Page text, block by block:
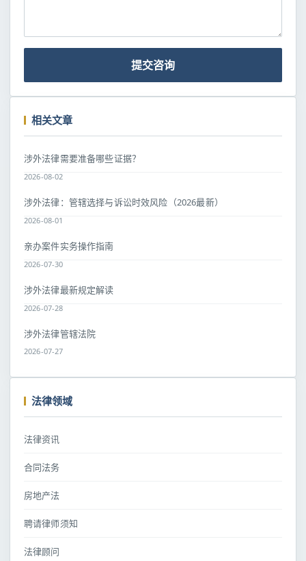
提交咨询
相关文章
涉外法律需要准备哪些证据？
2026-08-02
涉外法律：管辖选择与诉讼时效风险（2026最新）
2026-08-01
亲办案件实务操作指南
2026-07-30
涉外法律最新规定解读
2026-07-28
涉外法律管辖法院
2026-07-27
法律领域
法律资讯
合同法务
房地产法
聘请律师须知
法律顾问